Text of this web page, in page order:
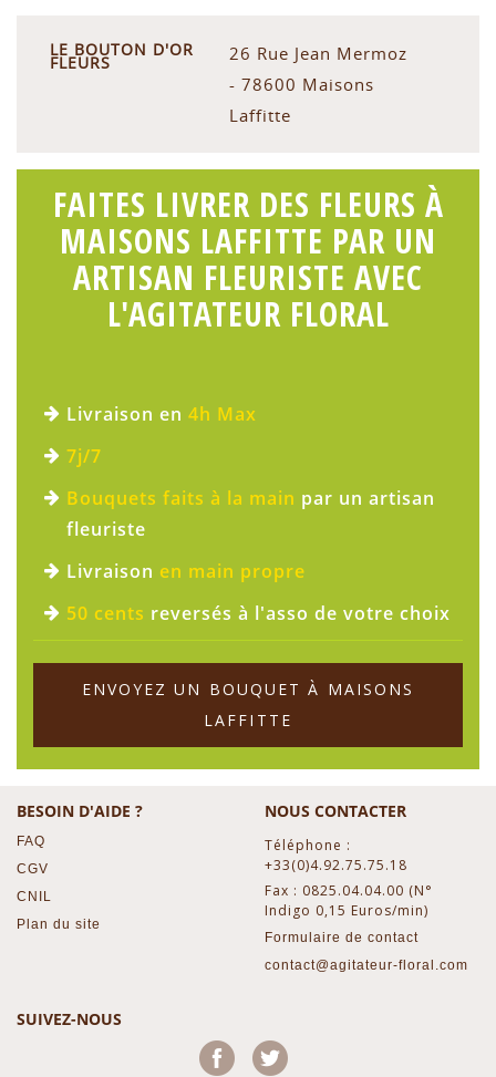
LE BOUTON D'OR
FLEURS
26 Rue Jean Mermoz
- 78600 Maisons
Laffitte
FAITES LIVRER DES FLEURS À
MAISONS LAFFITTE PAR UN
ARTISAN FLEURISTE AVEC
L'AGITATEUR FLORAL
Livraison en 4h Max
7j/7
Bouquets faits à la main par un artisan
fleuriste
Livraison en main propre
50 cents reversés à l'asso de votre choix
ENVOYEZ UN BOUQUET À MAISONS
LAFFITTE
BESOIN D'AIDE ?
FAQ
CGV
CNIL
Plan du site
NOUS CONTACTER
Téléphone :
+33(0)4.92.75.75.18
Fax : 0825.04.04.00 (N°
Indigo 0,15 Euros/min)
Formulaire de contact
contact@agitateur-floral.com
SUIVEZ-NOUS
Facebook